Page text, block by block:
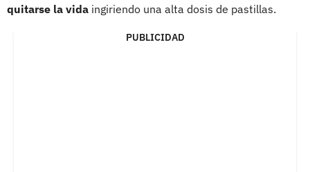
quitarse la vida ingiriendo una alta dosis de pastillas.
PUBLICIDAD